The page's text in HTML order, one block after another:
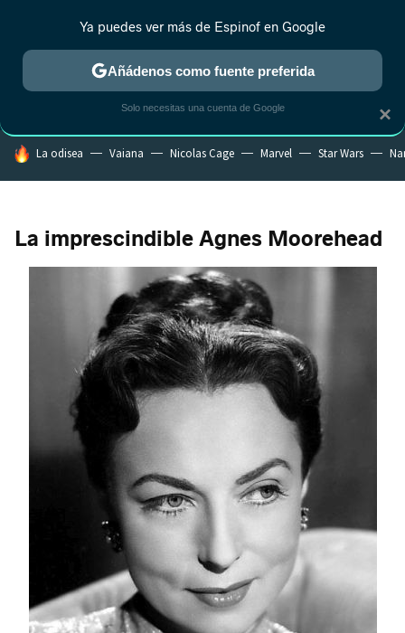
ESTRENOS REALITY ANIME RANKINGS CINE
HOY SE HABLA DE
La odisea Vaiana Nicolas Cage Marvel Star Wars
La imprescindible Agnes Moorehead
×
Ya puedes ver más de Espinof en Google
Añádenos como fuente preferida
Solo necesitas una cuenta de Google